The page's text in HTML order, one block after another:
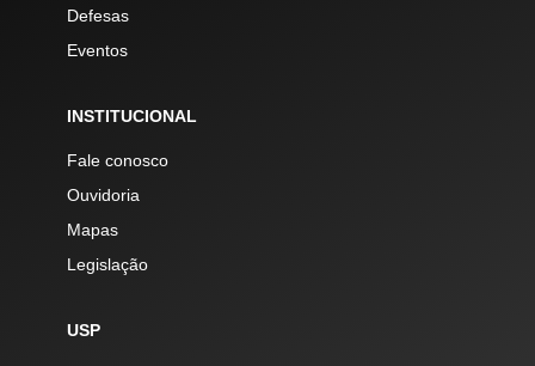
Defesas
Eventos
INSTITUCIONAL
Fale conosco
Ouvidoria
Mapas
Legislação
USP